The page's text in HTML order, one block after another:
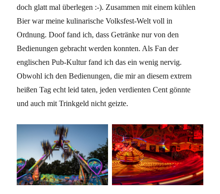
doch glatt mal überlegen :-). Zusammen mit einem kühlen
Bier war meine kulinarische Volksfest-Welt voll in
Ordnung. Doof fand ich, dass Getränke nur von den
Bedienungen gebracht werden konnten. Als Fan der
englischen Pub-Kultur fand ich das ein wenig nervig.
Obwohl ich den Bedienungen, die mir an diesem extrem
heißen Tag echt leid taten, jeden verdienten Cent gönnte
und auch mit Trinkgeld nicht geizte.